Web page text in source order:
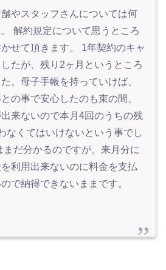
やスタッフさんについては何
解約規定について思うところ
せて頂きます。 1年契約のキャ
たが、残り2ヶ月というところ
。母子手帳を持っていけば、
の事で安心したのも束の間、
来ないので本月4回のうちの残
なくてはいけないという事でし
だ分かるのですが、来月分に
利用出来ないのに料金を支払
で納得できないままです。